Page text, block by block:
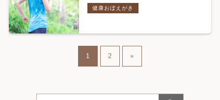
健康おぼえがき
1 2 »